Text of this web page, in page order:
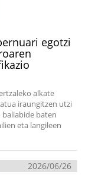
egotzi
alkate
iraungitzen utzi
baten
eta langileen
2026/06/26